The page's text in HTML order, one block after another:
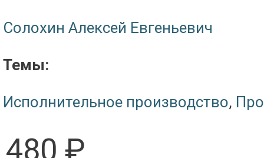
Солохин Алексей Евгеньевич
Темы:
Исполнительное производство,
480 ₽